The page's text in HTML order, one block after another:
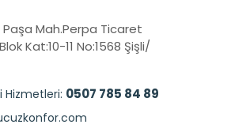
Paşa Mah.Perpa Ticaret
Kat:10-11 No:1568 Şişli/
Hizmetleri: 0507 785 84 89